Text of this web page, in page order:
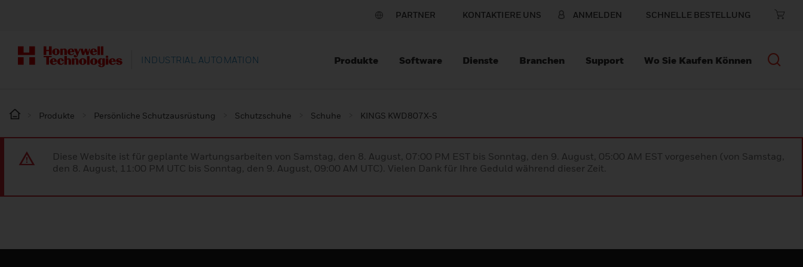
PARTNER KONTAKTIERE UNS ANMELDEN SCHNELLE BESTELLUNG
INDUSTRIAL AUTOMATION Produkte Software Dienste Branchen Support Wo Sie Kaufen Können
Produkte Persönliche Schutzausrüstung Schutzschuhe Schuhe KINGS KWD807X-S
Diese Website ist für geplante Wartungsarbeiten von Samstag, den 8. August, 07:00 PM EST bis Sonntag, den 9. August, 05:00 AM EST vorgesehen (von Samstag,
den 8. August, 11:00 PM UTC bis Sonntag, den 9. August, 09:00 AM UTC). Vielen Dank für Ihre Geduld während dieser Zeit.